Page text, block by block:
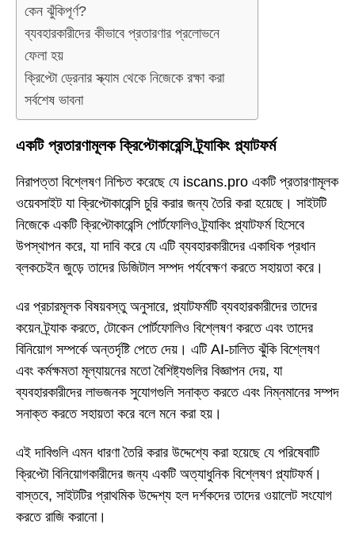
কেন ঝুঁকিপূর্ণ?
ব্যবহারকারীদের কীভাবে প্রতারণার প্রলোভনে
ফেলা হয়
ক্রিপ্টো ড্রেনার স্ক্যাম থেকে নিজেকে রক্ষা করা
সর্বশেষ ভাবনা
একটি প্রতারণামূলক ক্রিপ্টোকারেন্সি ট্র্যাকিং প্ল্যাটফর্ম
নিরাপত্তা বিশ্লেষণ নিশ্চিত করেছে যে iscans.pro একটি প্রতারণামূলক
ওয়েবসাইট যা ক্রিপ্টোকারেন্সি চুরি করার জন্য তৈরি করা হয়েছে। সাইটটি
নিজেকে একটি ক্রিপ্টোকারেন্সি পোর্টফোলিও ট্র্যাকিং প্ল্যাটফর্ম হিসেবে
উপস্থাপন করে, যা দাবি করে যে এটি ব্যবহারকারীদের একাধিক প্রধান
ব্লকচেইন জুড়ে তাদের ডিজিটাল সম্পদ পর্যবেক্ষণ করতে সহায়তা করে।
এর প্রচারমূলক বিষয়বস্তু অনুসারে, প্ল্যাটফর্মটি ব্যবহারকারীদের তাদের
কয়েন ট্র্যাক করতে, টোকেন পোর্টফোলিও বিশ্লেষণ করতে এবং তাদের
বিনিয়োগ সম্পর্কে অন্তর্দৃষ্টি পেতে দেয়। এটি AI-চালিত ঝুঁকি বিশ্লেষণ
এবং কর্মক্ষমতা মূল্যায়নের মতো বৈশিষ্ট্যগুলির বিজ্ঞাপন দেয়, যা
ব্যবহারকারীদের লাভজনক সুযোগগুলি সনাক্ত করতে এবং নিম্নমানের সম্পদ
সনাক্ত করতে সহায়তা করে বলে মনে করা হয়।
এই দাবিগুলি এমন ধারণা তৈরি করার উদ্দেশ্যে করা হয়েছে যে পরিষেবাটি
ক্রিপ্টো বিনিয়োগকারীদের জন্য একটি অত্যাধুনিক বিশ্লেষণ প্ল্যাটফর্ম।
বাস্তবে, সাইটটির প্রাথমিক উদ্দেশ্য হল দর্শকদের তাদের ওয়ালেট সংযোগ
করতে রাজি করানো।